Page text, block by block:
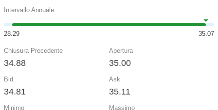
Intervallo Annuale
28.29 35.07
Chiusura Precedente
34.88
Apertura
35.00
Bid
34.81
Ask
35.11
Minimo Massimo